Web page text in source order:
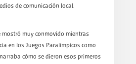
de comunicación local.
mostró muy conmovido mientras
en los Juegos Paralímpicos como
cómo se dieron esos primeros